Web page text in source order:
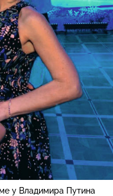
у Владимира Путина